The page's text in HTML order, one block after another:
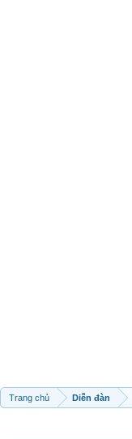
Trang chủ Diễn đàn